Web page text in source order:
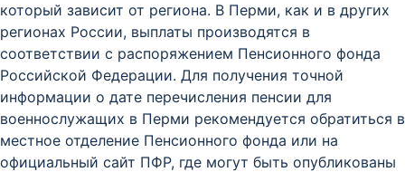
который зависит от региона. В Перми, как и в других
регионах России, выплаты производятся в
соответствии с распоряжением Пенсионного фонда
Российской Федерации. Для получения точной
информации о дате перечисления пенсии для
военнослужащих в Перми рекомендуется обратиться в
местное отделение Пенсионного фонда или на
официальный сайт ПФР, где могут быть опубликованы